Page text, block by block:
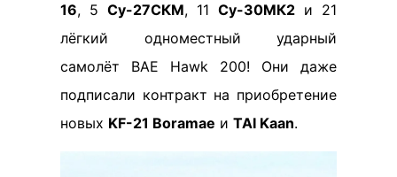
16, 5 Су-27СКМ, 11 Су-30МК2 и 21
лёгкий одноместный ударный
самолёт BAE Hawk 200! Они даже
подписали контракт на приобретение
новых KF-21 Boramae и TAI Kaan.